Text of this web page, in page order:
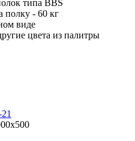
типа BBS
полку - 60 кг
виде
цвета из палитры